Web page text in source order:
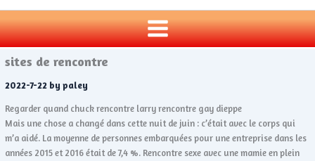
Rencontre femme senior ile de france : critique des
sites de rencontre
2022-7-22 by paley
Regarder quand chuck rencontre larry rencontre gay dieppe
Mais une chose a changé dans cette nuit de juin : c’était avec le corps qui
m’a aidé. La moyenne de personnes embarquées pour une entreprise dans les
années 2015 et 2016 était de 7,4 %. Rencontre sexe avec une mamie en plein